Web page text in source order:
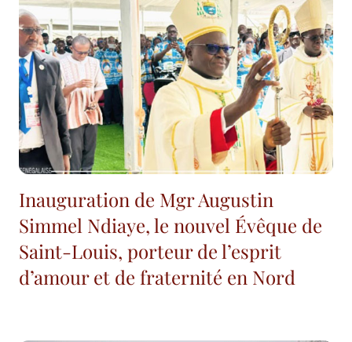
Inauguration de Mgr Augustin
Simmel Ndiaye, le nouvel Évêque de
Saint-Louis, porteur de l’esprit
d’amour et de fraternité en Nord